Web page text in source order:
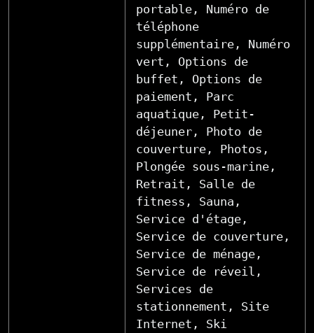
portable, Numéro de
téléphone
supplémentaire, Numéro
vert, Options de
buffet, Options de
paiement, Parc
aquatique, Petit-
déjeuner, Photo de
couverture, Photos,
Plongée sous-marine,
Retrait, Salle de
fitness, Sauna,
Service d'étage,
Service de couverture,
Service de ménage,
Service de réveil,
Services de
stationnement, Site
Internet, Ski